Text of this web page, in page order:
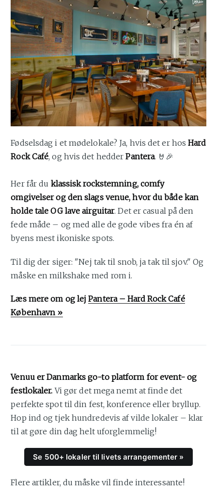
Fødselsdag i et mødelokale? Ja, hvis det er hosHard
Rock Café, og hvis det hedderPantera. 🤘🎉
Her får du klassisk rockstemning, comfy
omgivelser og den slags venue, hvor du både kan
holde tale OG lave airguitar. Det er casual på den
fede måde – og med alle de gode vibes fra én af
byens mest ikoniske spots.
Til dig der siger: "Nej tak til snob, ja tak til sjov." Og
måske en milkshake med rom i.
Læs mere om og lejPantera – Hard Rock Café
København »
Venuu er Danmarks go-to platform for event- og
festlokaler.Vi gør det mega nemt at finde det
perfekte spot til din fest, konference eller bryllup.
Hop ind og tjek hundredevis af vilde lokaler – klar
til at gøre din dag helt uforglemmelig!
Se 500+ lokaler til livets arrangementer »
Flere artikler, du måske vil finde interessante!